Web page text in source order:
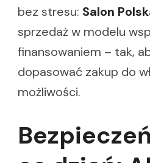
bez stresu: Salon
sprzedaż w modelu
finansowaniem – tak,
dopasować zakup do
możliwości.